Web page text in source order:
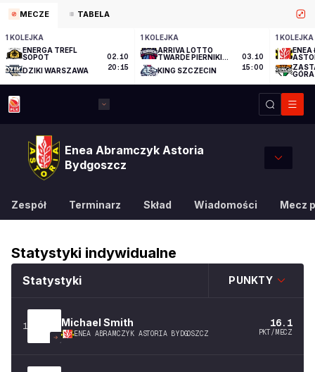
MECZE TABELA
1 KOLEJKA
ENERGA TREFL
SOPOT
DZIKI WARSZAWA
02.10
20:15
1 KOLEJKA
ARRIVA LOTTO
TWARDE PIERNIKI
KING SZCZECIN
03.10
15:00
1 KOLEJKA
ENEA
GÓRA
Enea Abramczyk Astoria
Bydgoszcz
Zespół Terminarz Skład Wiadomości Mecz
Statystyki indywidualne
Statystyki PUNKTY
1 Michael Smith
ENEA ABRAMCZYK ASTORIA BYDGOSZCZ
16.1
PKT/MECZ